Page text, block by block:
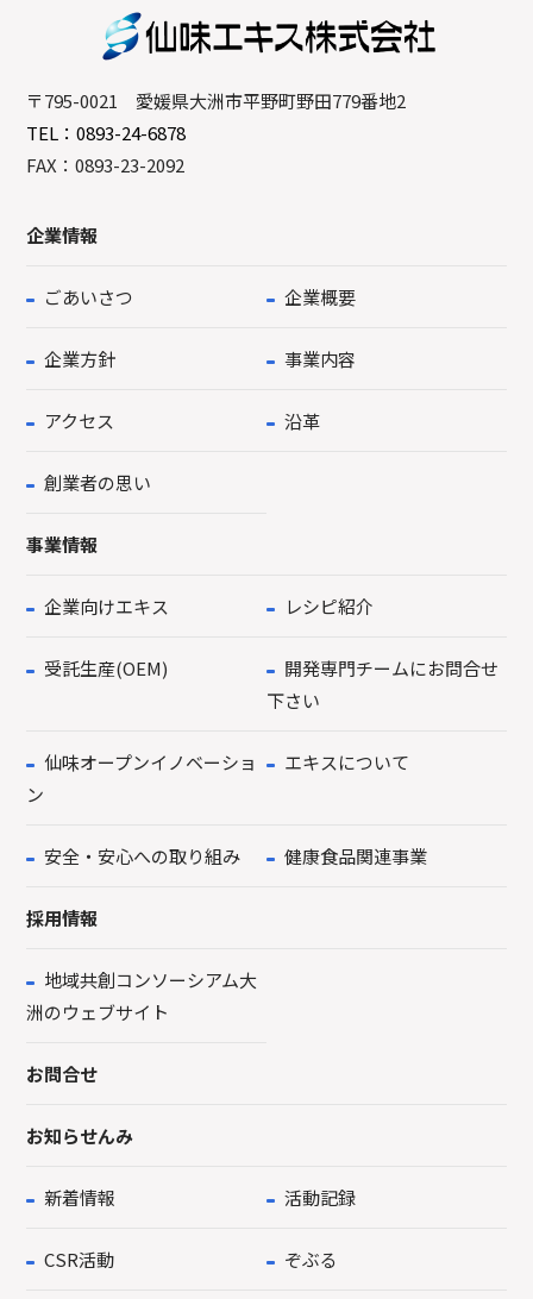
〒795-0021 愛媛県大洲市平野町野田779番地2
TEL：0893-24-6878
FAX：0893-23-2092
企業情報
ごあいさつ 企業概要
企業方針 事業内容
アクセス 沿革
創業者の思い
事業情報
企業向けエキス レシピ紹介
受託生産(OEM)
開発専門チームにお問合せ
下さい
仙味オープンイノベーショ
ン
エキスについて
安全・安心への取り組み 健康食品関連事業
採用情報
地域共創コンソーシアム大
洲のウェブサイト
お問合せ
お知らせんみ
新着情報 活動記録
CSR活動 ぞぶる